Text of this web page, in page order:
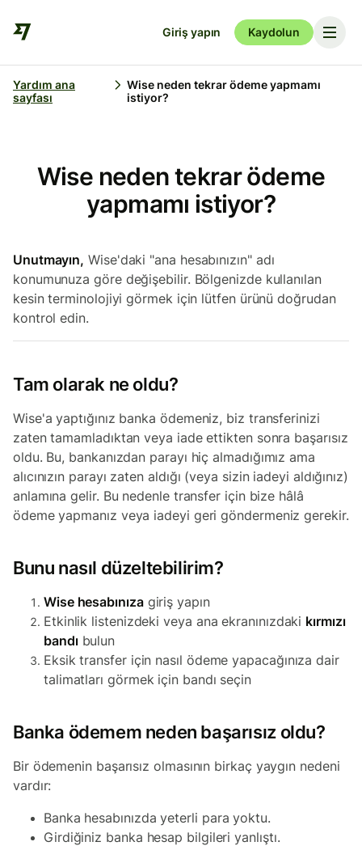
Giriş yapın Kaydolun
Yardım ana
sayfası
Wise neden tekrar ödeme yapmamı
istiyor?
Wise neden tekrar ödeme
yapmamı istiyor?
Unutmayın, Wise'daki "ana hesabınızın" adı
konumunuza göre değişebilir. Bölgenizde kullanılan
kesin terminolojiyi görmek için lütfen ürünü doğrudan
kontrol edin.
Tam olarak ne oldu?
Wise'a yaptığınız banka ödemeniz, biz transferinizi
zaten tamamladıktan veya iade ettikten sonra başarısız
oldu. Bu, bankanızdan parayı hiç almadığımız ama
alıcınızın parayı zaten aldığı (veya sizin iadeyi aldığınız)
anlamına gelir. Bu nedenle transfer için bize hâlâ
ödeme yapmanız veya iadeyi geri göndermeniz gerekir.
Bunu nasıl düzeltebilirim?
Wise hesabınızagiriş yapın
Etkinlik listenizdeki veya ana ekranınızdaki kırmızı
bandıbulun
Eksik transfer için nasıl ödeme yapacağınıza dair
talimatları görmek için bandı seçin
Banka ödemem neden başarısız oldu?
Bir ödemenin başarısız olmasının birkaç yaygın nedeni
vardır:
Banka hesabınızda yeterli para yoktu.
Girdiğiniz banka hesap bilgileri yanlıştı.